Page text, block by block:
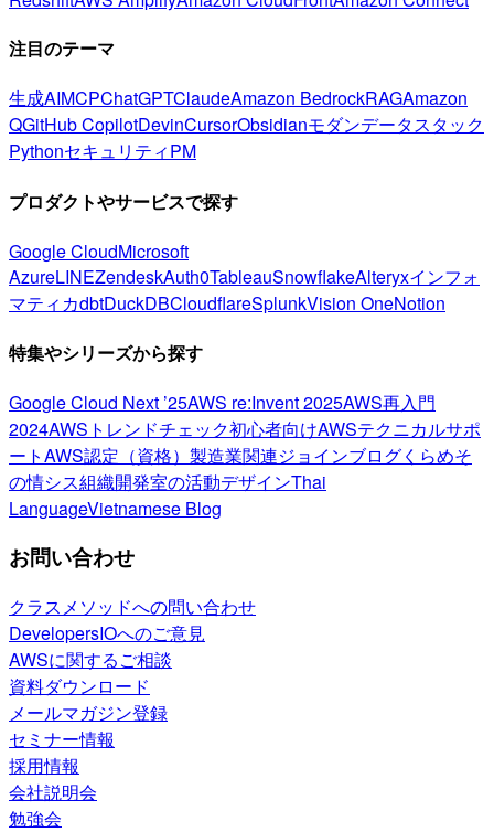
注目のテーマ
生成AIMCPChatGPTClaudeAmazon BedrockRAGAmazon
QGitHub CopilotDevinCursorObsidianモダンデータスタック
PythonセキュリティPM
プロダクトやサービスで探す
Google CloudMicrosoft
AzureLINEZendeskAuth0TableauSnowflakeAlteryxインフォ
マティカdbtDuckDBCloudflareSplunkVision OneNotion
特集やシリーズから探す
Google Cloud Next ’25AWS re:Invent 2025AWS再入門
2024AWSトレンドチェック初心者向けAWSテクニカルサポ
ートAWS認定（資格） 製造業関連ジョインブログくらめそ
の情シス組織開発室の活動デザインThai
LanguageVietnamese Blog
お問い合わせ
クラスメソッドへの問い合わせ
DevelopersIOへのご意見
AWSに関するご相談
資料ダウンロード
メールマガジン登録
セミナー情報
採用情報
会社説明会
勉強会